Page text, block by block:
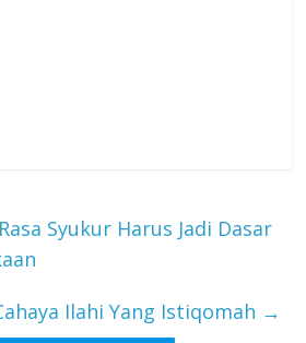
Syukur Harus Jadi Dasar
Ilahi Yang Istiqomah →